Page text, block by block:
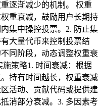
逐渐减少的机制。 权重
重衰减，鼓励用户长期持
集中操控投票。2. 防止集
大量代币来控制投票结
同阶段，动态调整权重衰
策略1. 时间衰减：根据
持有时间越长，权重衰减
活动、贡献代码或提供建
消部分衰减。3. 多因素考